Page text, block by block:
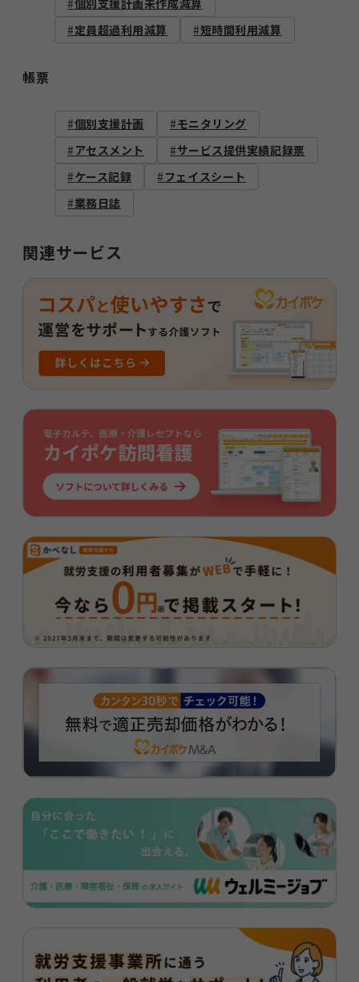
定員超過利用減算
短時間利用減算
帳票
個別支援計画
モニタリング
アセスメント
サービス提供実績記録票
ケース記録
フェイスシート
業務日誌
関連サービス